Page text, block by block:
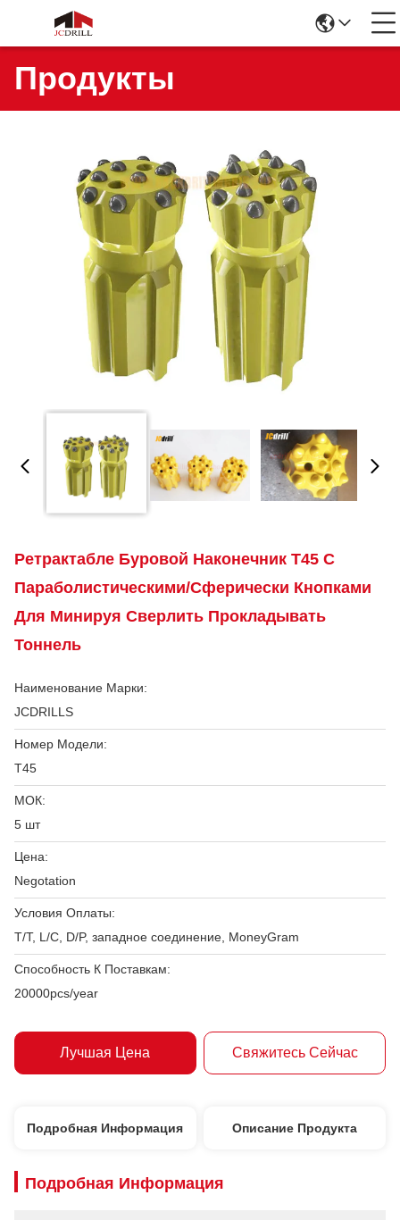
Продукты
Ретрактабле Буровой Наконечник Т45 С
Параболистическими/сферически Кнопками
Для Минируя Сверлить Прокладывать
Тоннель
Наименование Марки:
JCDRILLS
Номер Модели:
T45
МОК:
5 шт
Цена:
Negotation
Условия Оплаты:
T/T, L/C, D/P, западное соединение, MoneyGram
Способность К Поставкам:
20000pcs/year
Лучшая Цена Свяжитесь Сейчас
Подробная Информация Описание Продукта
Подробная Информация